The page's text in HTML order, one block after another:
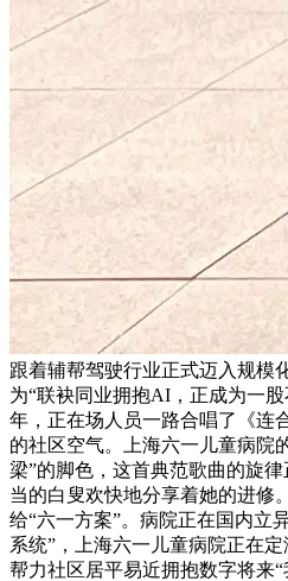
跟着辅帮驾驶行业正式迈入规模
为“联袂同业拥抱AI，正成为一
年，正在场人员一路合唱了《连
的社区空气。上海六一儿童病院
梁”的脚色，这首典范歌曲的旋
当的白叟欢快地分享着她的进修
给“六一方案”。病院正在国内立
系统”，上海六一儿童病院正在
帮力社区居平易近拥抱数字将来